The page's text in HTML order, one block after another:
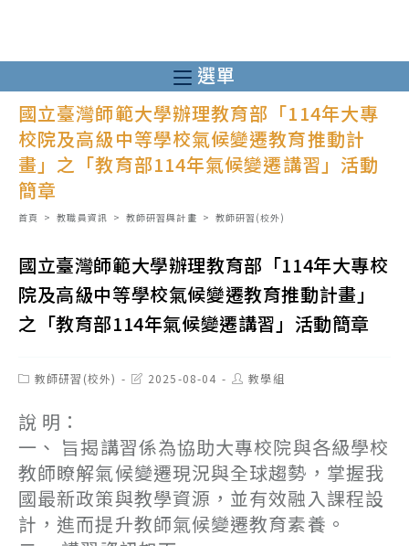
至
主
選單
國立臺灣師範大學辦理教育部「114年大專
校院及高級中等學校氣候變遷教育推動計
畫」之「教育部114年氣候變遷講習」活動
簡章
首頁 > 教職員資訊 > 教師研習與計畫 > 教師研習(校外)
國立臺灣師範大學辦理教育部「114年大專校
院及高級中等學校氣候變遷教育推動計畫」
之「教育部114年氣候變遷講習」活動簡章
Post教師研習(校外)
Post2025-08-04
Post教學組
說 明：
一、 旨揭講習係為協助大專校院與各級學校
教師瞭解氣候變遷現況與全球趨勢，掌握我
國最新政策與教學資源，並有效融入課程設
計，進而提升教師氣候變遷教育素養。